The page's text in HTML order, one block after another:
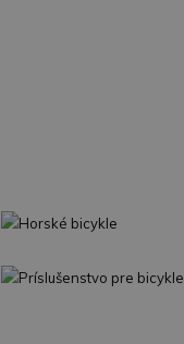
Horské bicykle
Príslušenstvo pre bicykle